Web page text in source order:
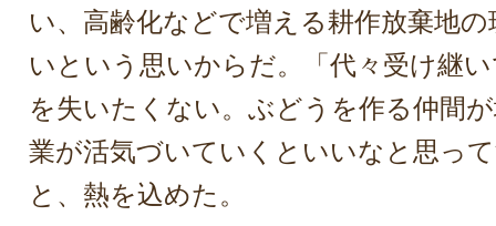
い、高齢化などで増える耕作放棄地
いという思いからだ。「代々受け継
を失いたくない。ぶどうを作る仲間
業が活気づいていくといいなと思っ
と、熱を込めた。